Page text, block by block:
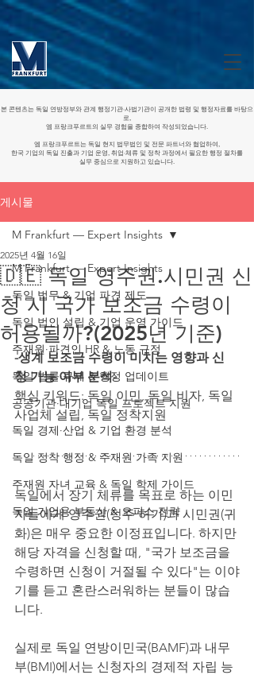
본 콘텐츠는 독일 연방정부와 관계 행정기관·사법기관이 공개한 법령 및 행정자료를 바탕으
로,
엠 프랑크푸르트의 실무 경험을 종합하여 작성되었습니다.
엠 프랑크푸르트는 독일 현지 법무법인 및 전문 파트너와 협업하여,
한국 기업의 독일 진출과 기업 운영, 취업·체류 및 정착 과정에서 필요한 행정 절차를
실무 중심으로 지원하고 있습니다.
게시물
M Frankfurt — Expert Insights
독일 법무 & 기업 파견 제도
독일 법인 설립 & 기업 운영 가이드
주재원·파견인 HR & 노동 규정
독일 법률·규제 & 행정 업데이트
공공기관·대기업 독일 프로젝트 지원
독일 경제·산업 & 기업 환경 분석
독일 정착 행정 & 주재원 가족 지원
주재원 자녀 교육 & 독일 학제 가이드
독일 기업용 부동산 & 오피스 전략
M Frankfurt — Expert Insights
🇩🇪 독일 영주권.시민권 신
청 시 국가 보조금 수령이
허용될까?(2025년 기준)
2025년 4월 16일
-생계 보조금 수령이 미치는 영향과 신
청 가능 여부 분석-
핵심 키워드: 독일 이민, 독일 비자, 독일
사업체 설립, 독일 정착지원
독일에서 장기 체류를 목표로 하는 이민
자들에게 영주권(정주 허가)과 시민권(귀
화)은 매우 중요한 이정표입니다. 하지만
해당 자격을 신청할 때, "국가 보조금을
수령하면 신청이 거절될 수 있다"는 이야
기를 듣고 혼란스러워하는 분들이 많습
니다.
실제로 독일 연방이민국(BAMF)과 내무
부(BMI)에서는 신청자의 경제적 자립 능